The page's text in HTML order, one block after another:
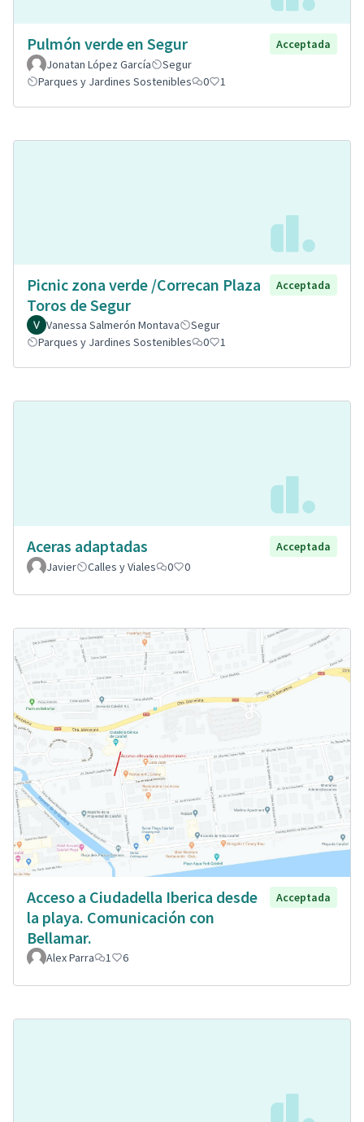
Pulmón verde en Segur
Acceptada
Jonatan López García
Segur
Parques y Jardines Sostenibles
0 1
Picnic zona verde /Correcan Plaza
Toros de Segur
Acceptada
Vanessa Salmerón Montava
Segur
Parques y Jardines Sostenibles
0 1
Aceras adaptadas
Acceptada
Javier
Calles y Viales 0 0
Acceso a Ciudadella Iberica desde
la playa. Comunicación con
Bellamar.
Acceptada
Alex Parra 1 6